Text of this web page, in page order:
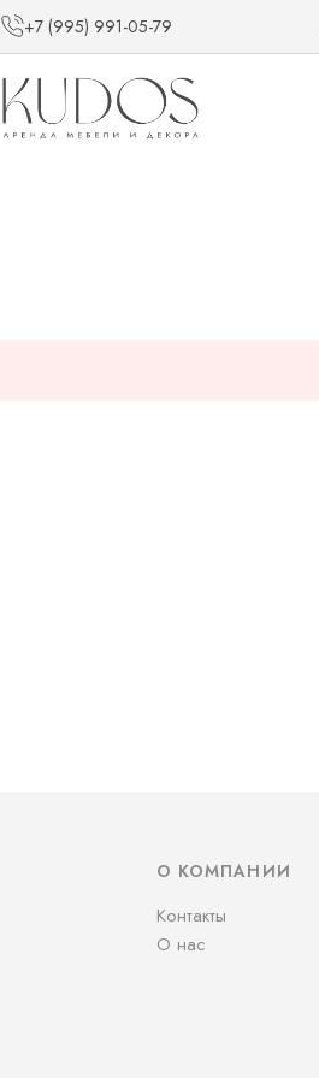
+7 (995) 991-05-79
О КОМПАНИИ
Контакты
О нас